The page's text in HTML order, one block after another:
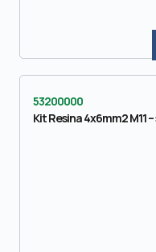
53200000
Kit Resina 4x6mm2 M11